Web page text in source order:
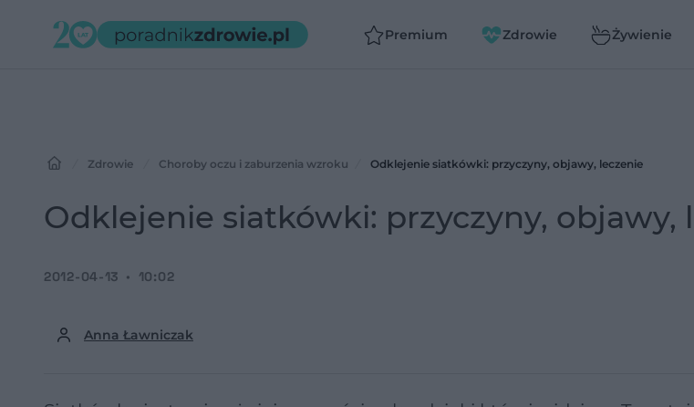
Premium Zdrowie Żywienie
Zdrowie Choroby oczu i zaburzenia wzroku Odklejenie siatkówki: przyczyny, objawy, leczenie
Odklejenie siatkówki: przyczyny, objawy,
Anna Ławniczak
2012-04-13 10:02